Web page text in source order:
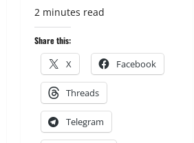
2 minutes read
Share this:
X Facebook
Threads
Telegram